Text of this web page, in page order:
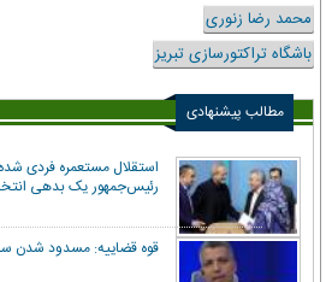
محمد رضا زنوری
باشگاه تراکتورسازی تبریز
مطالب پیشنهادی
استقلال مستعمره فردی
رئیس‌جمهور یک بدهی
قوه قضاييه: مسدود شدن